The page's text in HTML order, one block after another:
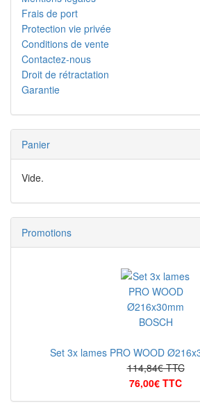
Frais de port
Protection vie privée
Conditions de vente
Contactez-nous
Droit de rétractation
Garantie
Panier
Vide.
Promotions
Set 3x lames PRO WOOD
114,84€ TTC
76,00€ TTC